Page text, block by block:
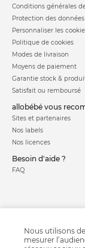
Conditions générales
Protection des
Personnaliser les
Politique de cookies
Modes de livraison
Moyens de paiement
Garantie stock &
Satisfait ou remboursé
allobébé vous
Sites et partenaires
Nos labels
Nos licences
Besoin d'aide ?
FAQ
Nous utilisons
mesurer